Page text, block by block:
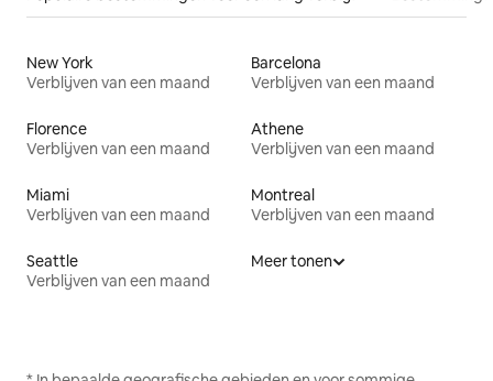
New York
Verblijven van een maand
Barcelona
Verblijven van een maand
Florence
Verblijven van een maand
Athene
Verblijven van een maand
Miami
Verblijven van een maand
Montreal
Verblijven van een maand
Seattle
Verblijven van een maand
Meer tonen